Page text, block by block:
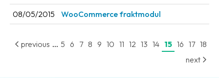
Media
Coworkers
08/05/2015 WooCommerce fraktmodul
previous ... 5 6 7 8 9 10 11 12 13 14 15 16 17 18
next